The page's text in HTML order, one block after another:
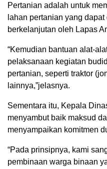
Pertanian adalah untuk
lahan pertanian yang
berkelanjutan oleh Lapas
“Kemudian bantuan alat-
pelaksanaan kegiatan
pertanian, seperti traktor
lainnya,”jelasnya.
Sementara itu, Kepala
menyambut baik maksud
menyampaikan komitmen
“Pada prinsipnya, kami
pembinaan warga binaan